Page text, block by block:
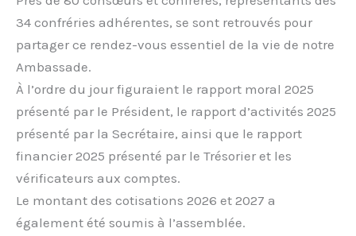
34 confréries adhérentes, se sont retrouvés pour
partager ce rendez-vous essentiel de la vie de notre
Ambassade.
À l’ordre du jour figuraient le rapport moral 2025
présenté par le Président, le rapport d’activités 2025
présenté par la Secrétaire, ainsi que le rapport
financier 2025 présenté par le Trésorier et les
vérificateurs aux comptes.
Le montant des cotisations 2026 et 2027 a
également été soumis à l’assemblée.